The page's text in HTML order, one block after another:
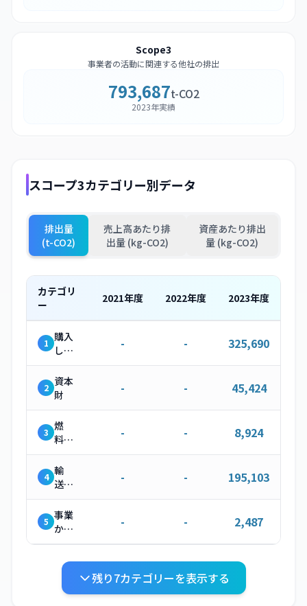
Scope3
事業者の活動に関連する他社の排出
793,687t-CO2
2023年実績
スコープ3カテゴリー別データ
排出量
(t-CO2)
売上高あたり排
出量 (kg-CO2)
資産あたり排出
量 (kg-CO2)
カテゴリ
ー
2021年度 2022年度 2023年度
1 購入
した
製
品・
サー
- - 325,690
2 資本
財
- - 45,424
3 燃
料・
エネ
ルギ
ー関
動
- - 8,924
4 輸
送・
配送
（上
流）
- - 195,103
5 事業
から
発生
廃棄
- - 2,487
残り7カテゴリーを表示する